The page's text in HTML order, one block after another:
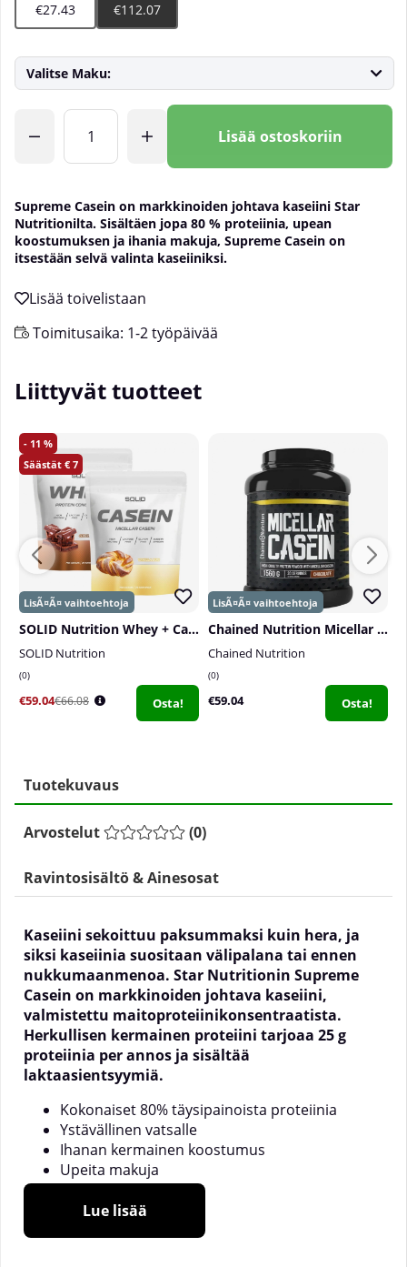
€27.43 €112.07
Valitse Maku:
Lisää ostoskoriin
Supreme Casein on markkinoiden johtava kaseiini Star
Nutritionilta. Sisältäen jopa 80 % proteiinia, upean
koostumuksen ja ihania makuja, Supreme Casein on
itsestään selvä valinta kaseiiniksi.
Toimitusaika: 1-2 työpäivää
Liittyvät tuotteet
11
7
SOLID Nutrition Whey + Casein
SOLID Nutrition
0
€59.04€66.08 Osta!
Chained Nutrition Micellar Casein, 1560 g
Chained Nutrition
0
€59.04 Osta!
Tuotekuvaus
Arvostelut (0)
Ravintosisältö & Ainesosat
Kaseiini sekoittuu paksummaksi kuin hera, ja
siksi kaseiinia suositaan välipalana tai ennen
nukkumaanmenoa. Star Nutritionin Supreme
Casein on markkinoiden johtava kaseiini,
valmistettu maitoproteiinikonsentraatista.
Herkullisen kermainen proteiini tarjoaa 25 g
proteiinia per annos ja sisältää
laktaasientsyymiä.
Kokonaiset 80% täysipainoista proteiinia
Ystävällinen vatsalle
Ihanan kermainen koostumus
Upeita makuja
Täydellinen iltaproteiiniksi
riippuvaisia. Proteiini on erittäin tärkeä osa
Lue lisää